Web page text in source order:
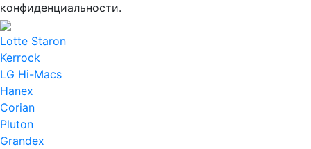
конфиденциальности.
Lotte Staron
Kerrock
LG Hi-Macs
Hanex
Corian
Pluton
Grandex